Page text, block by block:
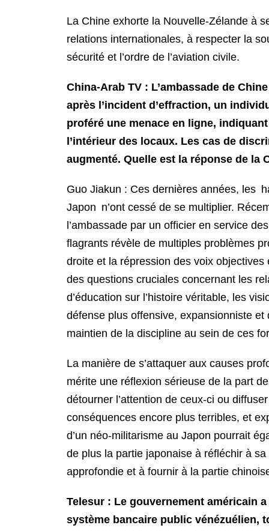
La Chine exhorte la Nouvelle-Zélande à
relations internationales, à respecter la
sécurité et l’ordre de l’aviation civile.
China-Arab TV : L’ambassade de
après l’incident d’effraction, un
proféré une menace en ligne,
l’intérieur des locaux. Les cas de
augmenté. Quelle est la réponse de la
Guo Jiakun : Ces dernières années, les
Japon n’ont cessé de se multiplier.
l’ambassade par un officier en service
flagrants révèle de multiples problèmes
droite et la répression des voix
des questions cruciales concernant les
d’éducation sur l’histoire véritable, les
défense plus offensive, expansionniste et
maintien de la discipline au sein de ces
La manière de s’attaquer aux causes
mérite une réflexion sérieuse de la part
détourner l’attention de ceux-ci ou
conséquences encore plus terribles, et
d’un néo-militarisme au Japon pourrait
de plus la partie japonaise à réfléchir à
approfondie et à fournir à la partie
Telesur : Le gouvernement américain
système bancaire public vénézuélien,